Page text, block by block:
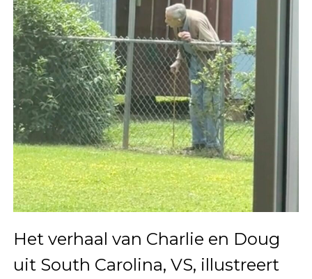
Het verhaal van Charlie en Doug
uit South Carolina, VS, illustreert